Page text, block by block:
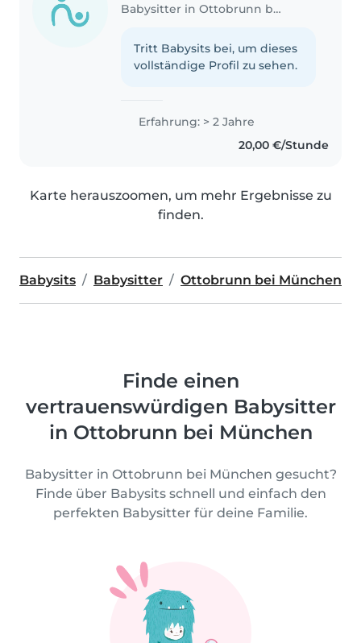
Babysitter in Ottobrunn bei München
Tritt Babysits bei, um dieses
vollständige Profil zu sehen.
Erfahrung: > 2 Jahre
20,00 €/Stunde
Karte herauszoomen, um mehr Ergebnisse zu
finden.
Babysits Babysitter Ottobrunn bei München
Finde einen
vertrauenswürdigen Babysitter
in Ottobrunn bei München
Babysitter in Ottobrunn bei München gesucht?
Finde über Babysits schnell und einfach den
perfekten Babysitter für deine Familie.